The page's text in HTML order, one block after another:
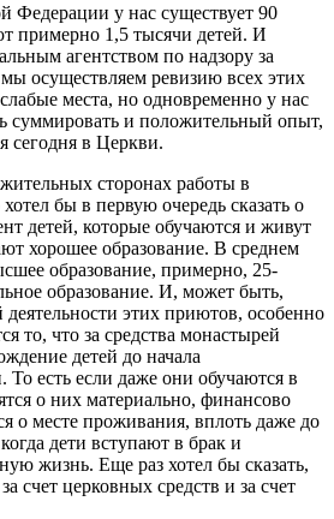
Федерации у нас существует 90
примерно 1,5 тысячи детей. И
агентством по надзору за
осуществляем ревизию всех этих
места, но одновременно у нас
суммировать и положительный опыт,
сегодня в Церкви.
сторонах работы в
бы в первую очередь сказать о
детей, которые обучаются и живут
хорошее образование. В среднем
образование, примерно, 25-
образование. И, может быть,
этих приютов, особенно
то, что за средства монастырей
детей до начала
То есть если даже они обучаются в
о них материально, финансово
о месте проживания, вплоть даже до
дети вступают в брак и
жизнь. Еще раз хотел бы сказать,
счет церковных средств и за счет